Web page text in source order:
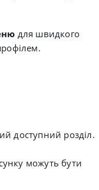
для швидкого
доступний розділ.
можуть бути